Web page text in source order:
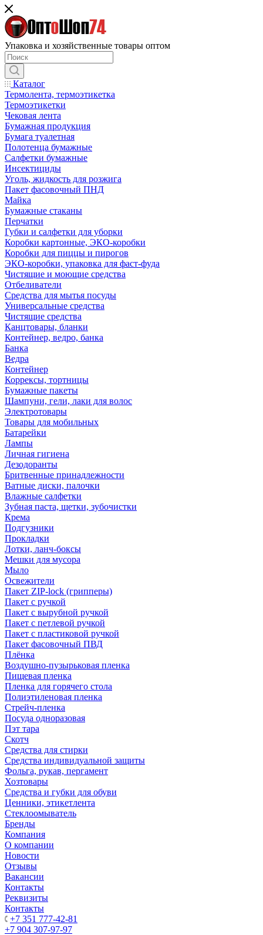
Упаковка и хозяйственные товары оптом
Каталог
Термолента, термоэтикетка
Термоэтикетки
Чековая лента
Бумажная продукция
Бумага туалетная
Полотенца бумажные
Салфетки бумажные
Инсектициды
Уголь, жидкость для розжига
Пакет фасовочный ПНД
Майка
Бумажные стаканы
Перчатки
Губки и салфетки для уборки
Коробки картонные, ЭКО-коробки
Коробки для пиццы и пирогов
ЭКО-коробки, упаковка для фаст-фуда
Чистящие и моющие средства
Отбеливатели
Средства для мытья посуды
Универсальные средства
Чистящие средства
Канцтовары, бланки
Контейнер, ведро, банка
Банка
Ведра
Контейнер
Коррексы, тортницы
Бумажные пакеты
Шампуни, гели, лаки для волос
Электротовары
Товары для мобильных
Батарейки
Лампы
Личная гигиена
Дезодоранты
Бритвенные принадлежности
Ватные диски, палочки
Влажные салфетки
Зубная паста, щетки, зубочистки
Крема
Подгузники
Прокладки
Лотки, ланч-боксы
Мешки для мусора
Мыло
Освежители
Пакет ZIP-lock (грипперы)
Пакет с ручкой
Пакет с вырубной ручкой
Пакет с петлевой ручкой
Пакет с пластиковой ручкой
Пакет фасовочный ПВД
Плёнка
Воздушно-пузырьковая пленка
Пищевая пленка
Пленка для горячего стола
Полиэтиленовая пленка
Стрейч-пленка
Посуда одноразовая
Пэт тара
Скотч
Средства для стирки
Средства индивидуальной защиты
Фольга, рукав, пергамент
Хозтовары
Средства и губки для обуви
Ценники, этикетлента
Стеклоомыватель
Бренды
Компания
О компании
Новости
Отзывы
Вакансии
Контакты
Реквизиты
Контакты
+7 351 777-42-81
+7 904 307-97-97